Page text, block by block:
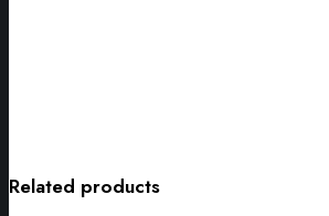
Related products